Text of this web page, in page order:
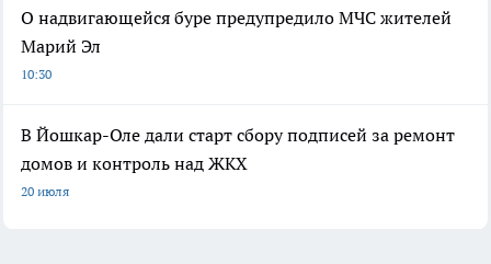
О надвигающейся буре предупредило МЧС жителей
Марий Эл
10:30
В Йошкар-Оле дали старт сбору подписей за ремонт
домов и контроль над ЖКХ
20 июля